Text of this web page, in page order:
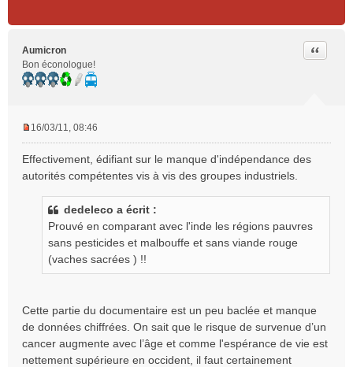
Aumicron
Bon éconologue!
Citer
s
s
16/03/11, 08:46
Effectivement, édifiant sur le manque d'indépendance des
autorités compétentes vis à vis des groupes industriels.
dedeleco a écrit :
Prouvé en comparant avec l'inde les régions pauvres
sans pesticides et malbouffe et sans viande rouge
(vaches sacrées ) !!
Cette partie du documentaire est un peu baclée et manque
de données chiffrées. On sait que le risque de survenue d’un
cancer augmente avec l’âge et comme l'espérance de vie est
nettement supérieure en occident, il faut certainement